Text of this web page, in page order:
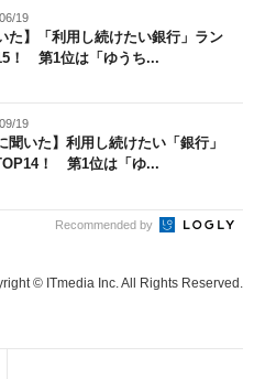
19
た】「利用し続けたい銀行」ラン
！ 第1位は「ゆうち...
19
聞いた】利用し続けたい「銀行」
！ 第1位は「ゆ...
Recommended by
© ITmedia Inc. All Rights Reserved.